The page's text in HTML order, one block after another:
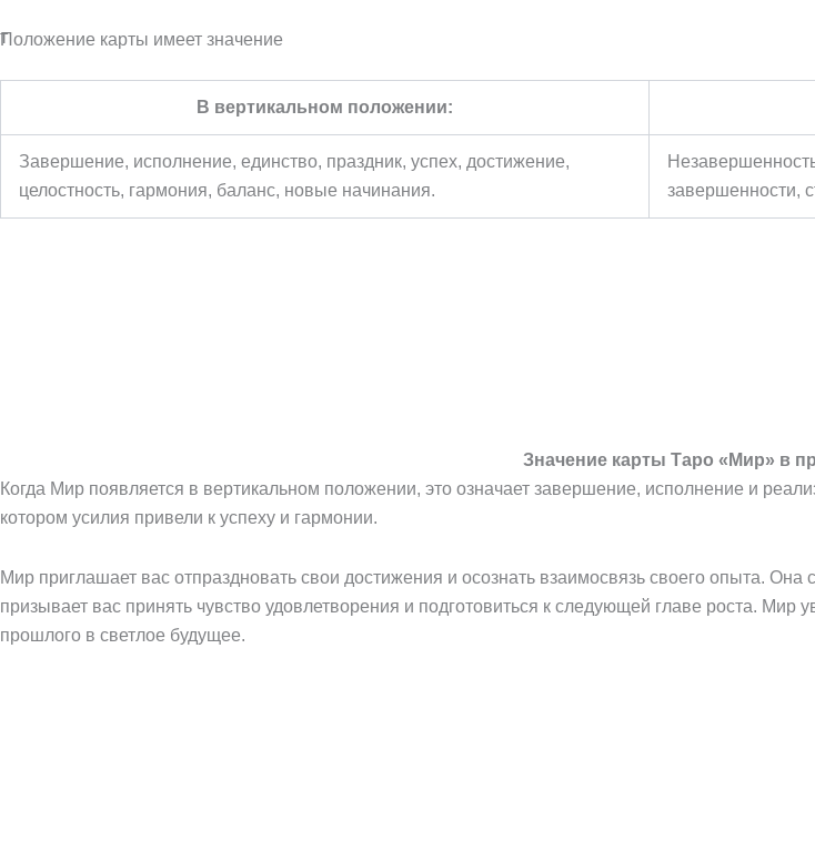
т
Положение карты имеет значение
В вертикальном положении:
Завершение, исполнение, единство, праздник, успех, достижение,
целостность, гармония, баланс, новые начинания.
завершенности,
Значение карты Таро «Мир» в
Когда Мир появляется в вертикальном положении, это означает завершение, исполнение и
котором усилия привели к успеху и гармонии.
Мир приглашает вас отпраздновать свои достижения и осознать взаимосвязь своего опыта.
призывает вас принять чувство удовлетворения и подготовиться к следующей главе роста. Мир
прошлого в светлое будущее.